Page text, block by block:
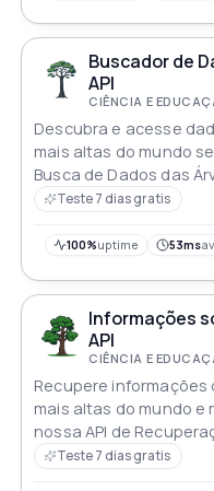
Buscador de
API
CIÊNCIA E
Descubra e acesse
mais altas do mundo
Busca de Dados das
Teste 7 dias gratis
100%uptime 53ms
Informações
API
CIÊNCIA E
Recupere
mais altas do mundo e
nossa API de
Árvores Mais Altas
Teste 7 dias gratis